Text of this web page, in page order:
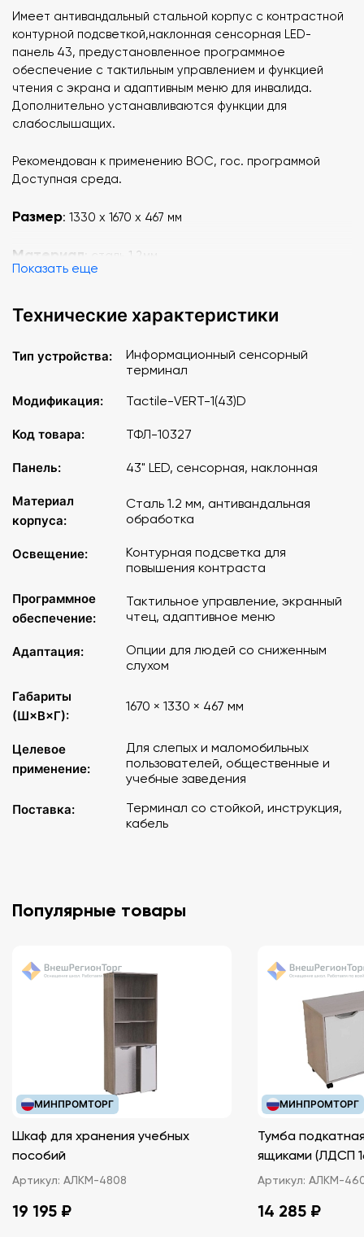
Имеет антивандальный стальной корпус с контрастной
контурной подсветкой,наклонная сенсорная LED-
панель 43, предустановленное программное
обеспечение с тактильным управлением и функцией
чтения с экрана и адаптивным меню для инвалида.
Дополнительно устанавливаются функции для
слабослышащих.
Рекомендован к применению ВОС, гос. программой
Доступная среда.
Размер: 1330 x 1670 x 467 мм
Материал : сталь 1.2мм
Показать еще
Технические характеристики
Тип устройства:
Информационный сенсорный
терминал
Модификация:
Tactile-VERT-1(43)D
Код товара: ТФЛ-10327
Панель: 43" LED, сенсорная, наклонная
Материал
корпуса:
Сталь 1.2 мм, антивандальная
обработка
Освещение:
Контурная подсветка для
повышения контраста
Программное
обеспечение:
Тактильное управление, экранный
чтец, адаптивное меню
Адаптация:
Опции для людей со сниженным
слухом
Габариты
(Ш×В×Г):
1670 × 1330 × 467 мм
Целевое
применение:
Для слепых и маломобильных
пользователей, общественные и
учебные заведения
Поставка:
Терминал со стойкой, инструкция,
кабель
Популярные товары
МИНПРОМТОРГ
Шкаф для хранения учебных
пособий
Артикул: АЛКМ-4808
19 195 ₽
МИНПРОМТОРГ
Тумба
ящиками
Артикул: АЛКМ-
14 285 ₽